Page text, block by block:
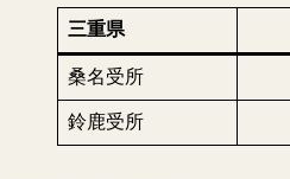
三重県
桑名受所
鈴鹿受所